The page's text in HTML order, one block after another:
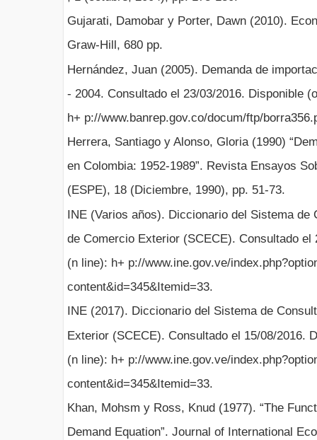
Gujarati, Damobar y Porter, Dawn (2010).
Graw-Hill, 680 pp.
Hernández, Juan (2005). Demanda de
- 2004. Consultado el 23/03/2016. Disponible
h+ p://www.banrep.gov.co/docum/ftp/
Herrera, Santiago y Alonso, Gloria (1990)
en Colombia: 1952-1989”. Revista Ensayos
(ESPE), 18 (Diciembre, 1990), pp. 51-73.
INE (Varios años). Diccionario del Sistema de
de Comercio Exterior (SCECE). Consultado el
(n line): h+ p://www.ine.gov.ve/
content&id=345&Itemid=33.
INE (2017). Diccionario del Sistema de
Exterior (SCECE). Consultado el 15/08/2016.
(n line): h+ p://www.ine.gov.ve/
content&id=345&Itemid=33.
Khan, Mohsm y Ross, Knud (1977). “The
Demand Equation”. Journal of International